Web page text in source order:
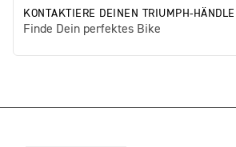
KONTAKTIERE DEINEN TRIUMPH-
Finde Dein perfektes Bike